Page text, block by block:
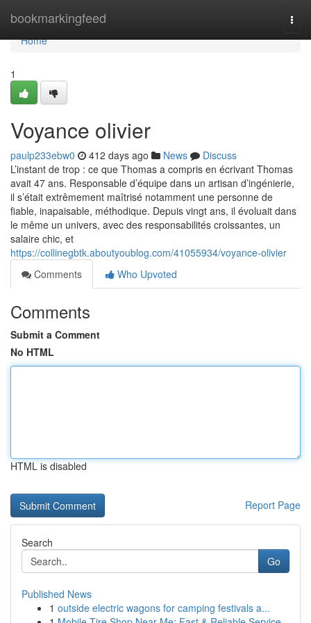
bookmarkingfeed
Home
Home
1
Voyance olivier
paulp233ebw0 412 days ago News
Discuss
L’instant de trop : ce que Thomas a compris en écrivant Thomas
avait 47 ans. Responsable d’équipe dans un artisan d’ingénierie,
il s’était extrêmement maîtrisé notamment une personne de
fiable, inapaisable, méthodique. Depuis vingt ans, il évoluait dans
le même un univers, avec des responsabilités croissantes, un
salaire chic, et
https://collinegbtk.aboutyoublog.com/41055934/voyance-olivier
Comments
Who Upvoted
Comments
Submit a Comment
No HTML
HTML is disabled
Report Page
Search
Go
Published News
1 outside electric wagons for camping festivals a...